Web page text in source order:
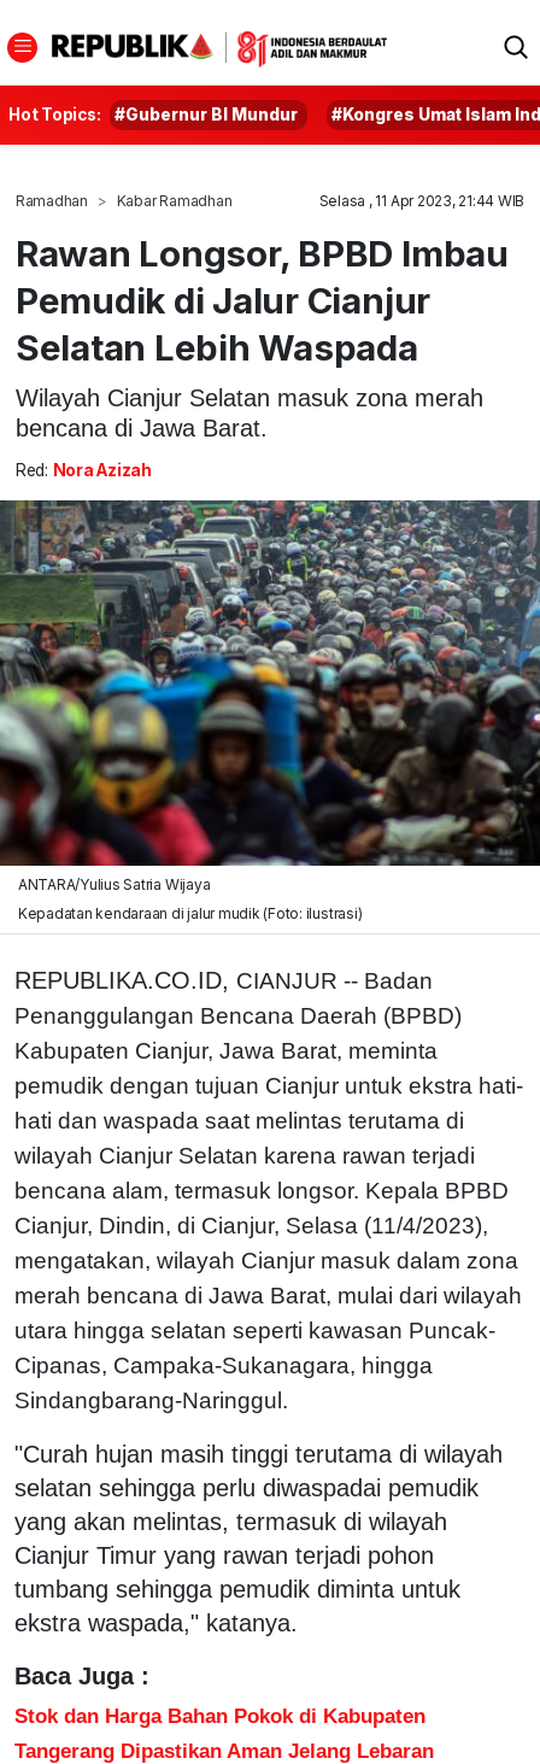
Hot Topics: #Gubernur BI Mundur #Kongres Umat Islam
Ramadhan Kabar Ramadhan Selasa , 11 Apr 2023, 21:44 WIB
Rawan Longsor, BPBD Imbau
Pemudik di Jalur Cianjur
Selatan Lebih Waspada
Wilayah Cianjur Selatan masuk zona merah
bencana di Jawa Barat.
Red: Nora Azizah
ANTARA/Yulius Satria Wijaya
Kepadatan kendaraan di jalur mudik (Foto: ilustrasi)
REPUBLIKA.CO.ID, CIANJUR -- Badan
Penanggulangan Bencana Daerah (BPBD)
Kabupaten Cianjur, Jawa Barat, meminta
pemudik dengan tujuan Cianjur untuk ekstra hati-
hati dan waspada saat melintas terutama di
wilayah Cianjur Selatan karena rawan terjadi
bencana alam, termasuk longsor. Kepala BPBD
Cianjur, Dindin, di Cianjur, Selasa (11/4/2023),
mengatakan, wilayah Cianjur masuk dalam zona
merah bencana di Jawa Barat, mulai dari wilayah
utara hingga selatan seperti kawasan Puncak-
Cipanas, Campaka-Sukanagara, hingga
Sindangbarang-Naringgul.
"Curah hujan masih tinggi terutama di wilayah
selatan sehingga perlu diwaspadai pemudik
yang akan melintas, termasuk di wilayah
Cianjur Timur yang rawan terjadi pohon
tumbang sehingga pemudik diminta untuk
ekstra waspada," katanya.
Baca Juga :
Stok dan Harga Bahan Pokok di Kabupaten
Tangerang Dipastikan Aman Jelang Lebaran